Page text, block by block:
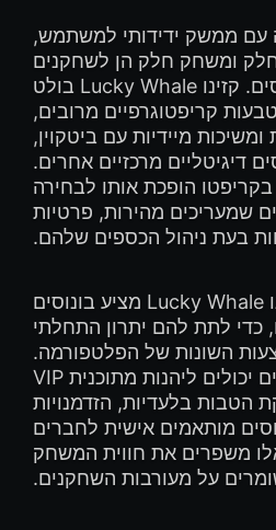
עם ממשק ידידותי למשתמש,
חלק ומשחק חלק הן לשחקנים
חדשים והן למנוסים. קזינו Lucky Whale בולט
קריפטוגרפיים מרובים,
מיידיות עם ביטקוין,
דיגיטליים מרכזיים אחרים.
הופכת אותו לבחירה
שמעריכים מהירות, פרטיות
בעת ניהול הכספים שלהם.
לשחקנים חדשים, קזינו Lucky Whale מציע בונוסים
כדי לתת להם יתרון התחלתי
השונות של הפלטפורמה.
שחקנים חוזרים יכולים ליהנות מתוכנית VIP
בלעדיות, הזדמנויות
מותאמים אישית לחברים
משפרים את חווית המשחק
על מעורבות השחקנים.